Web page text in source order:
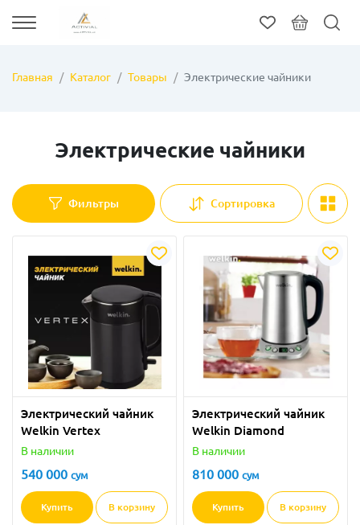
Главная Каталог Товары Электрические чайники
Электрические чайники
Фильтры Сортировка
Электрический чайник
Welkin Vertex
В наличии
540 000 сум
Купить В корзину
Электрический чайник
Welkin Diamond
В наличии
810 000 сум
Купить В корзину